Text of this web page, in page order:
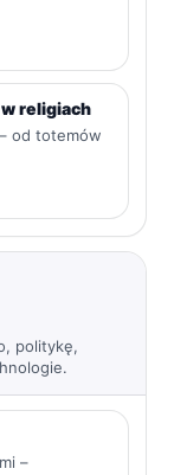
religiach
od totemów
politykę,
–